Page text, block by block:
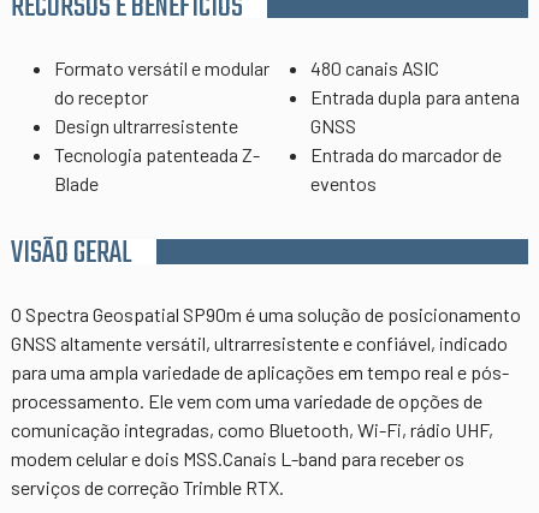
Formato versátil e modular
do receptor
Design ultrarresistente
Tecnologia patenteada Z-
Blade
480 canais ASIC
Entrada dupla para antena
GNSS
Entrada do marcador de
eventos
VISÃO GERAL
O Spectra Geospatial SP90m é uma solução de posicionamento
GNSS altamente versátil, ultrarresistente e confiável, indicado
para uma ampla variedade de aplicações em tempo real e pós-
processamento. Ele vem com uma variedade de opções de
comunicação integradas, como Bluetooth, Wi-Fi, rádio UHF,
modem celular e dois MSS.Canais L-band para receber os
serviços de correção Trimble RTX.